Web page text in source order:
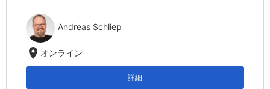
Andreas Schliep
location_on オンライン
詳細